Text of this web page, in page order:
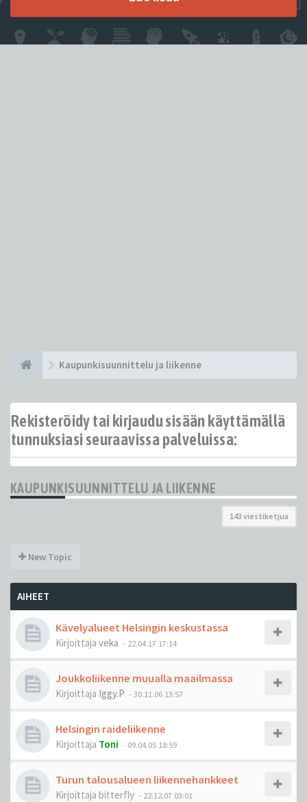
Kaupunkisuunnittelu ja liikenne
Rekisteröidy tai kirjaudu sisään käyttämällä
tunnuksiasi seuraavissa palveluissa:
KAUPUNKISUUNNITTELU JA LIIKENNE
143 viestiketjua
New Topic
AIHEET
Kävelyalueet Helsingin keskustassa
Kirjoittaja veka - 22.04.17 17:14
Joukkoliikenne muualla maailmassa
Kirjoittaja Iggy.P -30.11.06 13:57
Helsingin raideliikenne
Kirjoittaja Toni - 09.04.05 18:59
Turun talousalueen liikennehankkeet
Kirjoittaja bitterfly - 22.12.07 03:01